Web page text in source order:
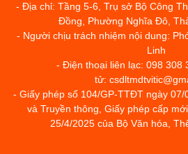
- Địa chỉ: Tầng 5-6, Trụ sở Bộ Công
Đồng, Phường Nghĩa Đô,
- Người chịu trách nhiệm nội dung:
Linh
- Điện thoại liên lạc: 098 308
tử:
- Giấy phép số 104/GP-TTĐT ngày 07/
và Truyền thông, Giấy phép cấp
25/4/2025 của Bộ Văn hóa,